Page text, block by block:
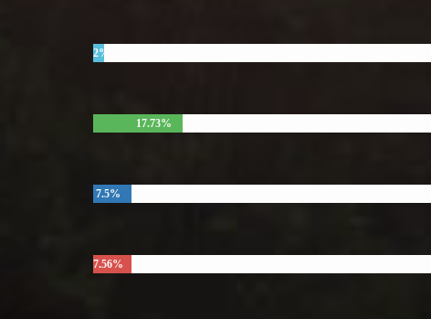
2%
17.73%
7.5%
7.56%